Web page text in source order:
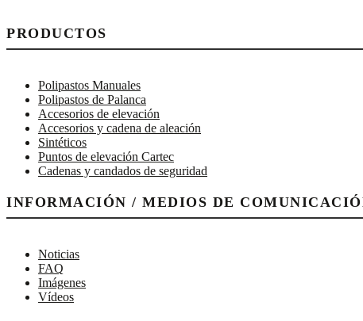
PRODUCTOS
Polipastos Manuales
Polipastos de Palanca
Accesorios de elevación
Accesorios y cadena de aleación
Sintéticos
Puntos de elevación Cartec
Cadenas y candados de seguridad
INFORMACIÓN / MEDIOS DE
Noticias
FAQ
Imágenes
Vídeos